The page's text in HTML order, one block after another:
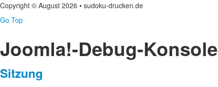
Copyright © August 2026 • sudoku-drucken.de
Go Top
Joomla!-Debug-Konsole
Sitzung